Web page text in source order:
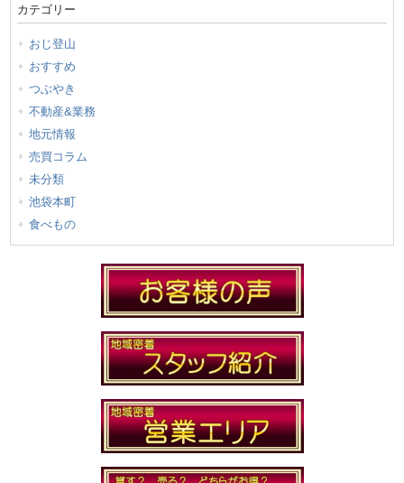
カテゴリー
おじ登山
おすすめ
つぶやき
不動産&業務
地元情報
売買コラム
未分類
池袋本町
食べもの